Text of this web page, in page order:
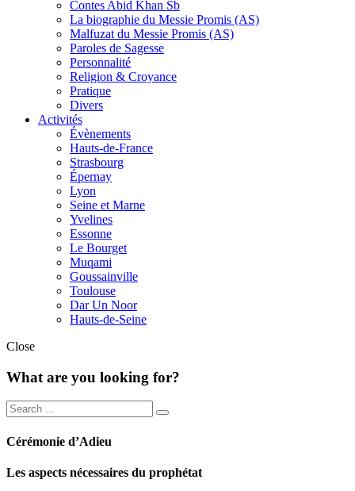
Contes Abid Khan Sb
La biographie du Messie Promis (AS)
Malfuzat du Messie Promis (AS)
Paroles de Sagesse
Personnalité
Religion & Croyance
Pratique
Divers
Activités
Évènements
Hauts-de-France
Strasbourg
Épernay
Lyon
Seine et Marne
Yvelines
Essonne
Le Bourget
Muqami
Goussainville
Toulouse
Dar Un Noor
Hauts-de-Seine
Close
What are you looking for?
Cérémonie d’Adieu
Les aspects nécessaires du prophétat